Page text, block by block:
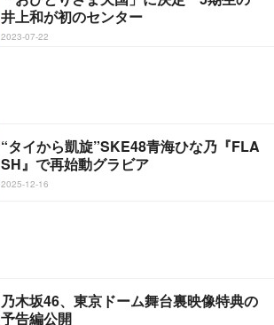
井上和が初のセンター
2023-07-22
“タイから凱旋”SKE48青海ひな乃『FLA
SH』で再始動グラビア
2025-12-16
乃木坂46、東京ドーム舞台裏映像特典の
予告編公開